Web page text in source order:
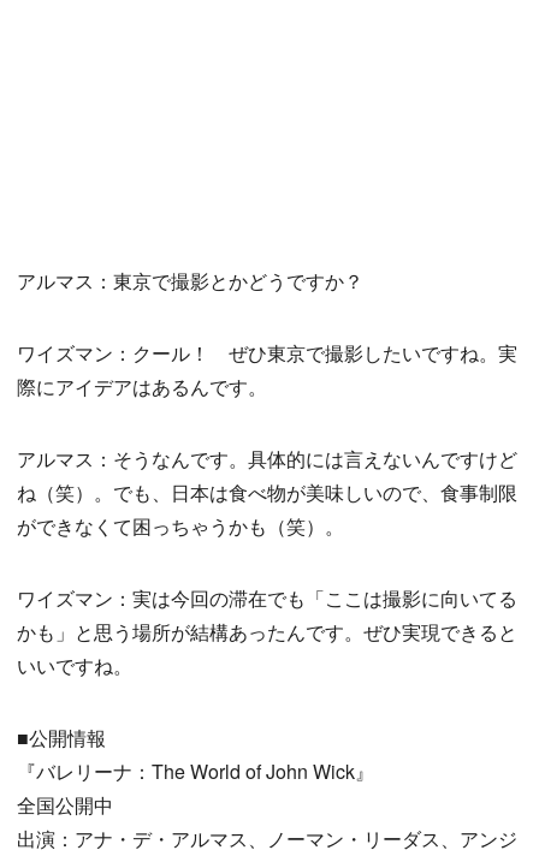
アルマス：東京で撮影とかどうですか？
ワイズマン：クール！ ぜひ東京で撮影したいですね。実
際にアイデアはあるんです。
アルマス：そうなんです。具体的には言えないんですけど
ね（笑）。でも、日本は食べ物が美味しいので、食事制限
ができなくて困っちゃうかも（笑）。
ワイズマン：実は今回の滞在でも「ここは撮影に向いてる
かも」と思う場所が結構あったんです。ぜひ実現できると
いいですね。
■公開情報
『バレリーナ：The World of John Wick』
全国公開中
出演：アナ・デ・アルマス、ノーマン・リーダス、アンジ